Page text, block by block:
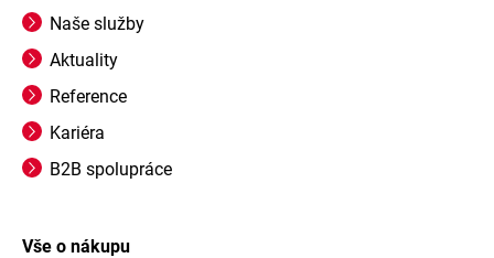
Naše služby
Aktuality
Reference
Kariéra
B2B spolupráce
Vše o nákupu